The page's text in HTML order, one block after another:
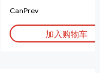
CanPrev
加入购物车